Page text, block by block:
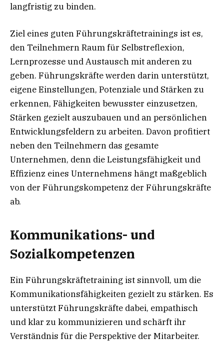
langfristig zu binden.
Ziel eines guten Führungskräftetrainings ist es,
den Teilnehmern Raum für Selbstreflexion,
Lernprozesse und Austausch mit anderen zu
geben. Führungskräfte werden darin unterstützt,
eigene Einstellungen, Potenziale und Stärken zu
erkennen, Fähigkeiten bewusster einzusetzen,
Stärken gezielt auszubauen und an persönlichen
Entwicklungsfeldern zu arbeiten. Davon profitiert
neben den Teilnehmern das gesamte
Unternehmen, denn die Leistungsfähigkeit und
Effizienz eines Unternehmens hängt maßgeblich
von der Führungskompetenz der Führungskräfte
ab.
Kommunikations- und
Sozialkompetenzen
Ein Führungskräftetraining ist sinnvoll, um die
Kommunikationsfähigkeiten gezielt zu stärken. Es
unterstützt Führungskräfte dabei, empathisch
und klar zu kommunizieren und schärft ihr
Verständnis für die Perspektive der Mitarbeiter.